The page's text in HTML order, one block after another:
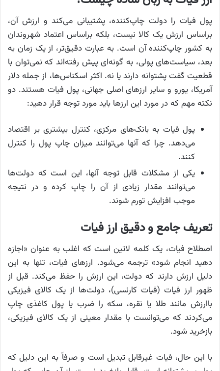
پول فیات را دولت چاپ‌کننده، پشتیبانی می‌کند و ارزش آن،
براساس ارزش یک کالا نیست، بلکه براساس اعتماد شهروندان
به کشور چاپ‌کننده آن است. به عبارت دقیق‌تر، از یک زمان به
بعد، سیاست‌های پولی، به گونه‌ای پیش رفته‌اند که نمی‌توان با
قطعیت گفت پشتوانه دارند یا نه. اکثر اسکناس‌ها، از جمله دلار
آمریکا، یورو و سایر ارزهای اصلی جهانی، پول فیات هستند. دو
نکته مهم که در مورد این ارزها باید مورد توجه قرار دهید:
پول فیات به بانک‌های مرکزی، کنترل بیشتری بر اقتصاد
می‌دهد. چرا که آنها می‌توانند میزان چاپ پول را کنترل
کنند.
یکی از مشکلات قابل توجه آنها، این است که دولت‌ها
می‌توانند مقدار زیادی از آن را چاپ کرده و در نتیجه
موجب افزایش تورم شوند.
تعریف جامع و دقیق ارز فیات
اصطلاح فیات، یک کلمه لاتین است که اغلب به عنوان «اجازه
دهید انجام شود» ترجمه می‌شود. ارزهای فیات، تنها به این
دلیل ارزش دارند که دولت، این ارزش را حفظ می‌کند. قبل از
ظهور ارز فیات (فیات کارنسی)، دولت‌ها از یک کالای فیزیکی
باارزش مانند طلا یا نقره، سکه را ضرب یا پول کاغذی چاپ
می‌کردند که می‌توانست با مقدار معینی از یک کالای فیزیکی،
بازخرید شود.
با این حال، فیات غیرقابل تبدیل است و صرفاً به این دلیل که